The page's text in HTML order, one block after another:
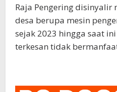
Raja Pengering disinyalir
desa berupa mesin
sejak 2023 hingga saat
terkesan tidak